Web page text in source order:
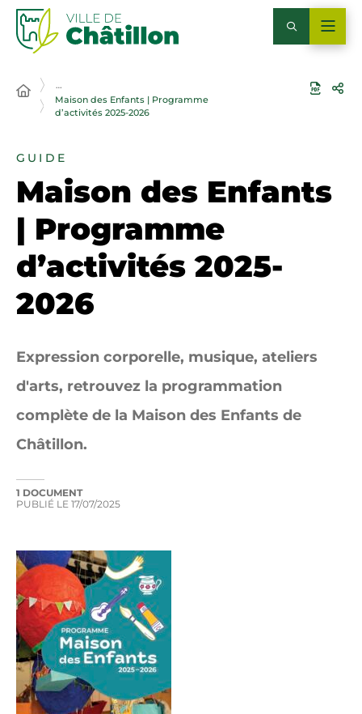
…
Maison des Enfants | Programme
d’activités 2025-2026
GUIDE
Maison des Enfants
| Programme
d’activités 2025-
2026
Expression corporelle, musique, ateliers
d'arts, retrouvez la programmation
complète de la Maison des Enfants de
Châtillon.
1 DOCUMENT
PUBLIÉ LE 17/07/2025